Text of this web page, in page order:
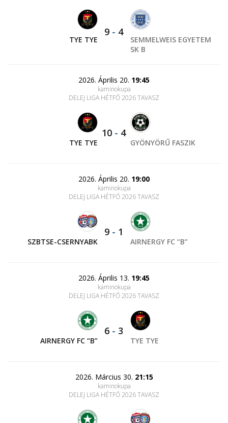
TYE TYE
9 - 4
SEMMELWEIS EGYETEM
SK B
2026. Április 20. 19:45
kaminokupa
DELEJ LIGA HÉTFŐ 2026 TAVASZ
TYE TYE
10 - 4
GYÖNYÖRŰ FASZIK
2026. Április 20. 19:00
kaminokupa
DELEJ LIGA HÉTFŐ 2026 TAVASZ
SZBTSE-CSERNYABK
9 - 1
AIRNERGY FC “B”
2026. Április 13. 19:45
kaminokupa
DELEJ LIGA HÉTFŐ 2026 TAVASZ
AIRNERGY FC “B”
6 - 3
TYE TYE
2026. Március 30. 21:15
kaminokupa
DELEJ LIGA HÉTFŐ 2026 TAVASZ